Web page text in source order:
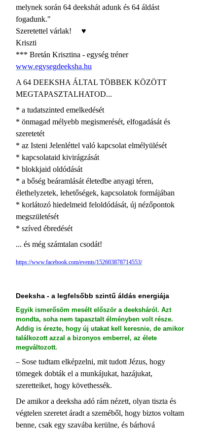
melynek során 64 deekshát adunk és 64 áldást
fogadunk."
Szeretettel várlak!
♥
Kriszti
*** Bretán Krisztina - egység tréner
www.egysegdeeksha.hu
A 64 DEEKSHA ÁLTAL TÖBBEK KÖZÖTT
MEGTAPASZTALHATOD...
* a tudatszinted emelkedését
* önmagad mélyebb megismerését, elfogadását és
szeretetét
* az Isteni Jelenléttel való kapcsolat elmélyülését
* kapcsolataid kivirágzását
* blokkjaid oldódását
* a bőség beáramlását életedbe anyagi téren,
élethelyzetek, lehetőségek, kapcsolatok formájában
* korlátozó hiedelmeid feloldódását, új nézőpontok
megszületését
* szíved ébredését
... és még számtalan csodát!
https://www.facebook.com/events/152603878714553/
Deeksha - a legfelsőbb szintű áldás energiája
Egyik ismerősöm mesélt először a deeksháról. Azt
mondta, soha nem tapasztalt élményben volt része.
Addig is érezte, hogy új utakat kell keresnie, de amikor
találkozott azzal a bizonyos emberrel, az élete
megváltozott.
– Sose tudtam elképzelni, mit tudott Jézus, hogy
tömegek dobták el a munkájukat, hazájukat,
szeretteiket, hogy követhessék.
De amikor a deeksha adó rám nézett, olyan tiszta és
végtelen szeretet áradt a szeméből, hogy biztos voltam
benne, csak egy szavába kerülne, és bárhová